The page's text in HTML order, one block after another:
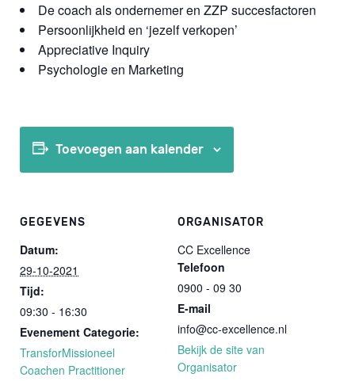
De coach als ondernemer en ZZP succesfactoren
Persoonlijkheid en ‘jezelf verkopen’
Appreciative Inquiry
Psychologie en Marketing
Toevoegen aan kalender
GEGEVENS
Datum:
29-10-2021
Tijd:
09:30 - 16:30
Evenement Categorie:
TransforMissioneel
Coachen Practitioner
ORGANISATOR
CC Excellence
Telefoon
0900 - 09 30
E-mail
info@cc-excellence.nl
Bekijk de site van
Organisator